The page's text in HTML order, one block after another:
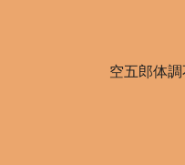
空五郎体